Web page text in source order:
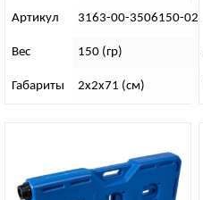
Артикул 3163-00-3506150-02
Вес 150 (гр)
Габариты 2х2х71 (см)